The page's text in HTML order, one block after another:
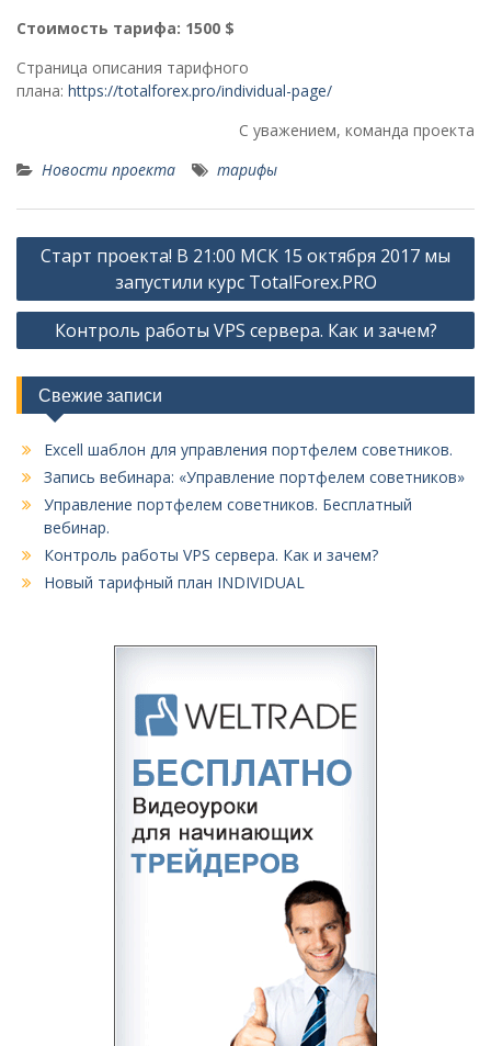
Стоимость тарифа: 1500 $
Страница описания тарифного
плана: https://totalforex.pro/individual-page/
С уважением, команда проекта
Новости проекта
тарифы
Навигация
записям
Старт проекта! В 21:00 МСК 15 октября 2017 мы
запустили курс TotalForex.PRO
Контроль работы VPS сервера. Как и зачем?
Свежие записи
Excell шаблон для управления портфелем советников.
Запись вебинара: «Управление портфелем советников»
Управление портфелем советников. Бесплатный
вебинар.
Контроль работы VPS сервера. Как и зачем?
Новый тарифный план INDIVIDUAL